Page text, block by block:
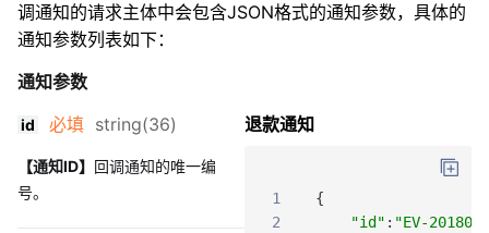
调通知的请求主体中会包含JSON格式的通知参数，具体的
通知参数列表如下：
通知参数
id 必填 string(36)
【通知ID】 回调通知的唯一编
号。
退款通知
1
{
2
"id" : "EV-